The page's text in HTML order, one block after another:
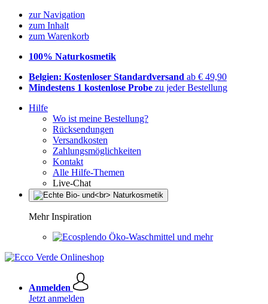
zur Navigation
zum Inhalt
zum Warenkorb
100% Naturkosmetik
Belgien: Kostenloser Standardversand ab € 49,90
Mindestens 1 kostenlose Probe zu jeder Bestellung
Hilfe
Wo ist meine Bestellung?
Rücksendungen
Versandkosten
Zahlungsmöglichkeiten
Kontakt
Alle Hilfe-Themen
Live-Chat
Mehr Inspiration
Öko-Waschmittel und mehr
Anmelden
Jetzt anmelden